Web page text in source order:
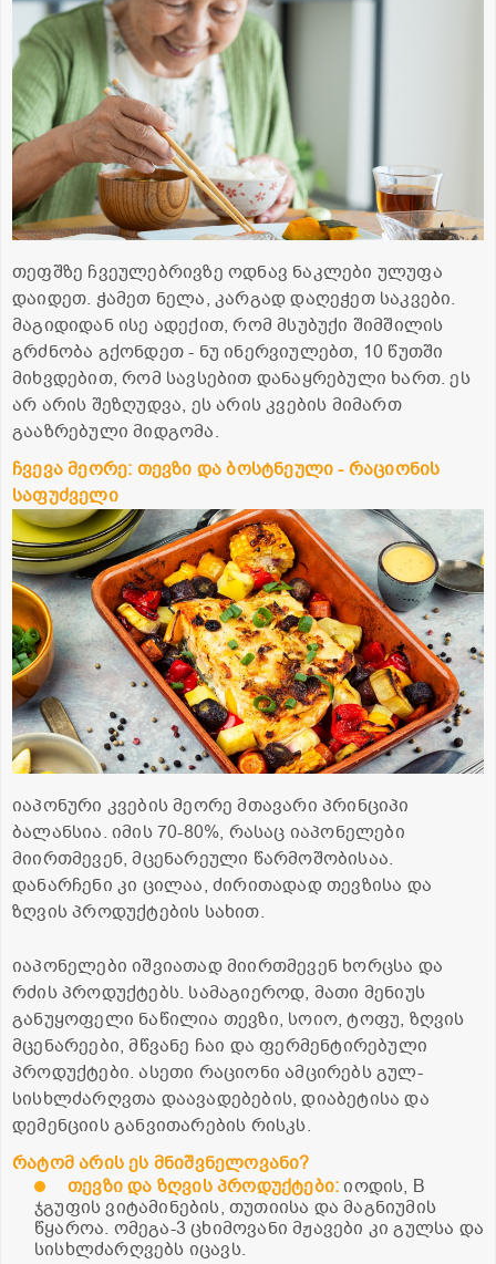
თეფშზე ჩვეულებრივზე ოდნავ ნაკლები ულუფა
დაიდეთ. ჭამეთ ნელა, კარგად დაღეჭეთ საკვები.
მაგიდიდან ისე ადექით, რომ მსუბუქი შიმშილის
გრძნობა გქონდეთ - ნუ ინერვიულებთ, 10 წუთში
მიხვდებით, რომ სავსებით დანაყრებული ხართ. ეს
არ არის შეზღუდვა, ეს არის კვების მიმართ
გააზრებული მიდგომა.
ჩვევა მეორე: თევზი და ბოსტნეული - რაციონის
საფუძველი
იაპონური კვების მეორე მთავარი პრინციპი
ბალანსია. იმის 70-80%, რასაც იაპონელები
მიირთმევენ, მცენარეული წარმოშობისაა.
დანარჩენი კი ცილაა, ძირითადად თევზისა და
ზღვის პროდუქტების სახით.
იაპონელები იშვიათად მიირთმევენ ხორცსა და
რძის პროდუქტებს. სამაგიეროდ, მათი მენიუს
განუყოფელი ნაწილია თევზი, სოიო, ტოფუ, ზღვის
მცენარეები, მწვანე ჩაი და ფერმენტირებული
პროდუქტები. ასეთი რაციონი ამცირებს გულ-
სისხლძარღვთა დაავადებების, დიაბეტისა და
დემენციის განვითარების რისკს.
რატომ არის ეს მნიშვნელოვანი?
თევზი და ზღვის პროდუქტები:იოდის, B
ჯგუფის ვიტამინების, თუთიისა და მაგნიუმის
წყაროა. ომეგა-3 ცხიმოვანი მჟავები კი გულსა და
სისხლძარღვებს იცავს.